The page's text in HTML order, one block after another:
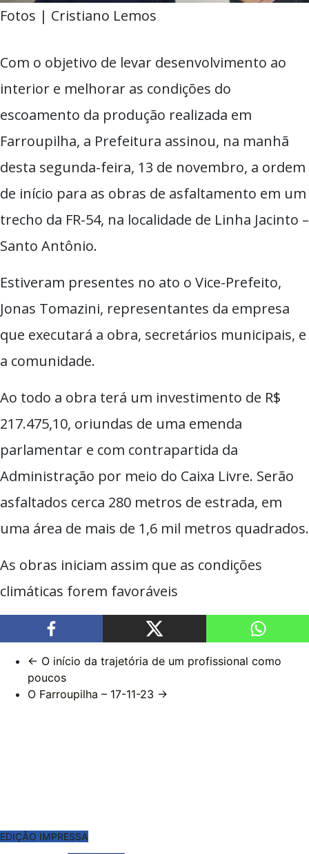
Fotos | Cristiano Lemos
Com o objetivo de levar desenvolvimento ao
interior e melhorar as condições do
escoamento da produção realizada em
Farroupilha, a Prefeitura assinou, na manhã
desta segunda-feira, 13 de novembro, a ordem
de início para as obras de asfaltamento em um
trecho da FR-54, na localidade de Linha Jacinto –
Santo Antônio.
Estiveram presentes no ato o Vice-Prefeito,
Jonas Tomazini, representantes da empresa
que executará a obra, secretários municipais, e
a comunidade.
Ao todo a obra terá um investimento de R$
217.475,10, oriundas de uma emenda
parlamentar e com contrapartida da
Administração por meio do Caixa Livre. Serão
asfaltados cerca 280 metros de estrada, em
uma área de mais de 1,6 mil metros quadrados.
As obras iniciam assim que as condições
climáticas forem favoráveis
← O início da trajetória de um profissional como
poucos
O Farroupilha – 17-11-23 →
EDIÇÃO IMPRESSA